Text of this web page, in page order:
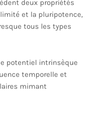
deux propriétés
et la pluripotence,
tous les types
potentiel intrinsèque
temporelle et
mimant